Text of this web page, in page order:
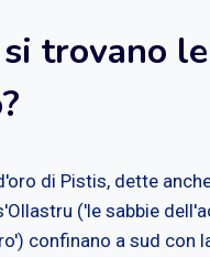
trovano
di Pistis, dette
('le sabbie
confinano a sud con